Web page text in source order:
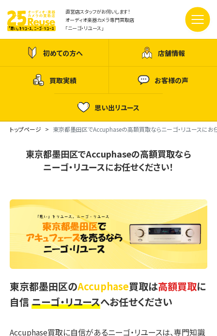
直営店スタッフがお伺いします！
オーディオ楽器カメラ専門買取店
「ニーゴ・リユース」
初めての方へ 店舗情報
買取実績 お客様の声
思い出リユース
トップページ 東京都墨田区でAccuphaseの高額買取ならニーゴ・リユースにお
東京都墨田区でAccuphaseの高額買取なら
ニーゴ・リユースにお任せください！
東京都墨田区のAccuphase買取は高額買取に
自信 ニーゴ・リユースへお任せください
Accuphase買取に自信があるニーゴ・リユースは、専門知識